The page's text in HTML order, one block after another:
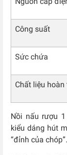
Công suất
Sức chứa
Chất liệu hoàn
Nồi nấu rượu
kiểu dáng hút
“đỉnh của chóp”.